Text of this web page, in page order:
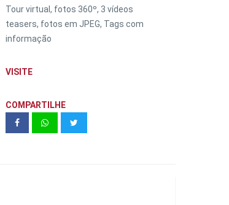
Tour virtual, fotos 360º, 3 vídeos
teasers, fotos em JPEG, Tags com
informação
VISITE
COMPARTILHE
Even | Monumento 129 M²